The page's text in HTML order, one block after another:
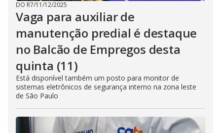
DO R7/11/12/2025
Vaga para auxiliar de
manutenção predial é destaque
no Balcão de Empregos desta
quinta (11)
Está disponível também um posto para monitor de
sistemas eletrônicos de segurança interno na zona leste
de São Paulo